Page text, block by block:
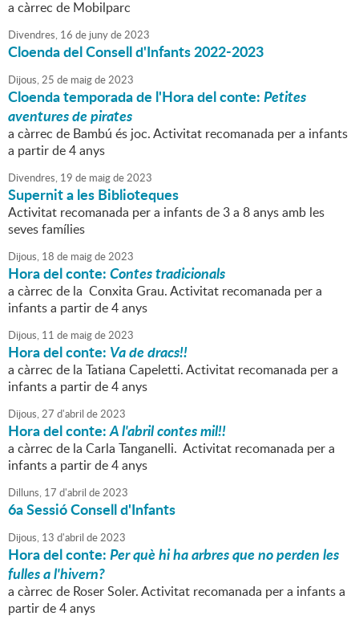
a càrrec de Mobilparc
Divendres, 16 de junyde2023
Cloenda del Consell d'Infants 2022-2023
Dijous,25 de maigde2023
Cloenda temporada de l'Hora del conte:Petites
aventures de pirates
a càrrec de Bambú és joc. Activitat recomanada per a infants
a partir de 4 anys
Divendres, 19 de maigde2023
Supernit a les Biblioteques
Activitat recomanada per a infants de 3 a 8 anys amb les
seves famílies
Dijous, 18 de maigde2023
Hora del conte:Contes tradicionals
a càrrec de la Conxita Grau. Activitat recomanada per a
infants a partir de 4 anys
Dijous, 11 de maigde2023
Hora del conte: Va de dracs!!
a càrrec de la Tatiana Capeletti. Activitat recomanada per a
infants a partir de 4 anys
Dijous,27 d'abril de2023
Hora del conte:A l'abril contes mil!!
a càrrec de la Carla Tanganelli. Activitat recomanada per a
infants a partir de 4 anys
Dilluns, 17 d'abril de2023
6a Sessió Consell d'Infants
Dijous, 13 d'abril de2023
Hora del conte:Per què hi ha arbres que no perden les
fulles a l'hivern?
a càrrec de Roser Soler. Activitat recomanada per a infants a
partir de 4 anys